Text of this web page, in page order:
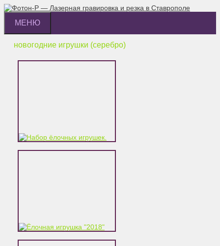
Перейти
к
содержимому
МЕНЮ
новогодние игрушки (серебро)